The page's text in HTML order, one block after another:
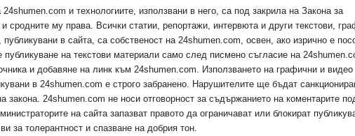
и технологиите, използвани в него, са под закрила на Закона за
и сродните му права. Всички статии, репортажи, интервюта и други текстови,
в сайта, са собственост на 24shumen.com, освен, ако изрично е
публикуване на текстови материали само след писмено съгласие на
и добавяне на линк към 24shumen.com. Използването на графични и видео
в 24shumen.com е строго забранено. Нарушителите ще бъдат
закона. 24shumen.com не носи отговорност за съдържанието на коментарите
на сайта запазват правото да ограничават или блокират
за толерантност и спазване на добрия тон.